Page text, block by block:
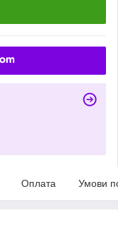
Оплата Умови